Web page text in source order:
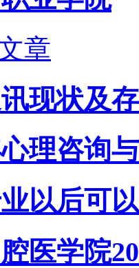
章
现状及
理咨询
以后可
医学院